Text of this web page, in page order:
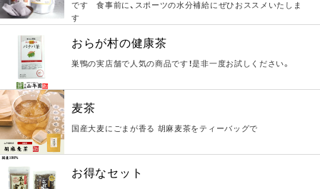
です 食事前に、スポーツの水分補給にぜひおススメいたしま
す
おらが村の健康茶
巣鴨の実店舗で人気の商品です！是非一度お試しください。
麦茶
国産大麦にごまが香る 胡麻麦茶をティーバッグで
お得なセット